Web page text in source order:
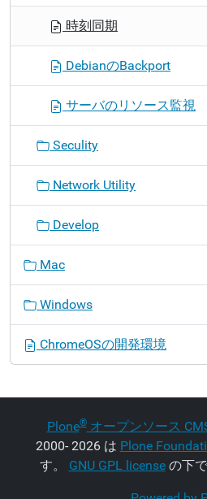
時刻同期
DebianのBackport
サーバのリソース監視
Seculity
Network Utility
Develop
Mac
Windows
ChromeOSの開発環境
Plone®オープンソース
2000- 2026 は Plone
す。 GNU GPL licenseの下で